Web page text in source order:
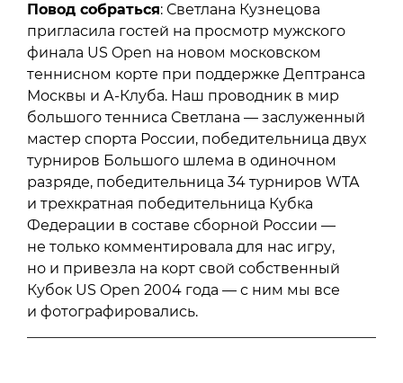
Повод собраться: Светлана Кузнецова
пригласила гостей на просмотр мужского
финала US Open на новом московском
теннисном корте при поддержке Дептранса
Москвы и А-Клуба. Наш проводник в мир
большого тенниса Светлана — заслуженный
мастер спорта России, победительница двух
турниров Большого шлема в одиночном
разряде, победительница 34 турниров WTA
и трехкратная победительница Кубка
Федерации в составе сборной России —
не только комментировала для нас игру,
но и привезла на корт свой собственный
Кубок US Open 2004 года — с ним мы все
и фотографировались.